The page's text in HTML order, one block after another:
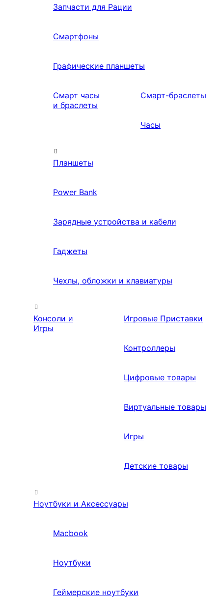
Запчасти для Рации
Смартфоны
Графические планшеты
Смарт часы
и браслеты
Смарт-браслеты
Часы
Планшеты
Power Bank
Зарядные устройства и кабели
Гаджеты
Чехлы, обложки и клавиатуры
Консоли и
Игры
Игровые Приставки
Контроллеры
Цифровые товары
Виртуальные товары
Игры
Детские товары
Ноутбуки и Аксессуары
Macbook
Ноутбуки
Геймерские ноутбуки